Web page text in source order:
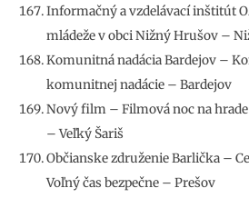
Informačný a vzdelávací inštitút
mládeže v obci Nižný Hrušov –
Komunitná nadácia Bardejov –
komunitnej nadácie – Bardejov
Nový film – Filmová noc na hrade
– Veľký Šariš
Občianske združenie Barlička –
Voľný čas bezpečne – Prešov